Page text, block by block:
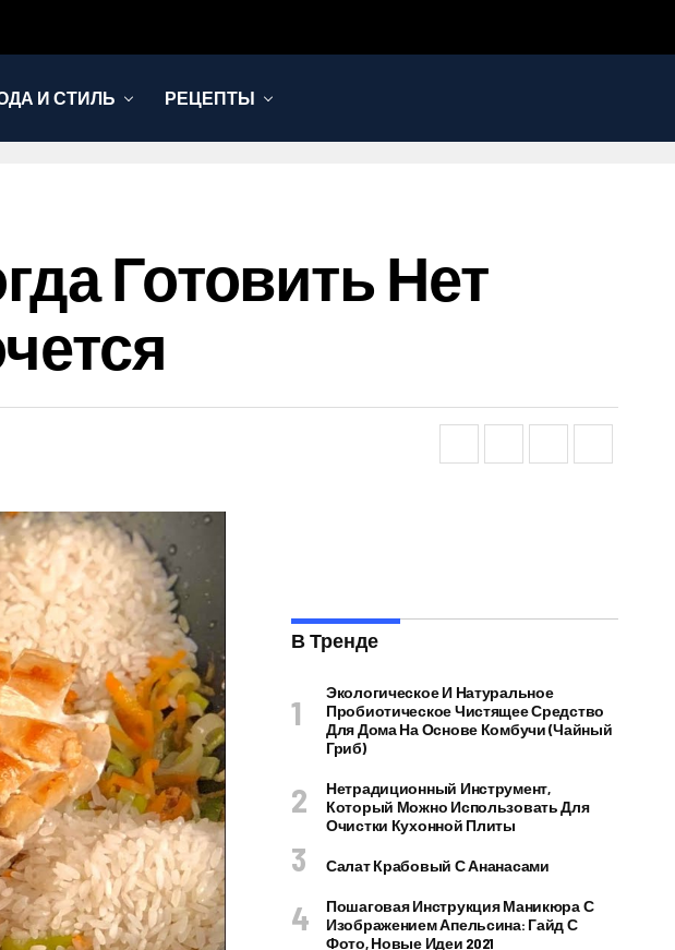
И СТИЛЬ РЕЦЕПТЫ
Готовить Нет
В Тренде
Экологическое И Натуральное
Пробиотическое Чистящее Средство
Для Дома На Основе Комбучи (чайный
Гриб)
Нетрадиционный Инструмент,
Который Можно Использовать Для
Очистки Кухонной Плиты
Салат Крабовый С Ананасами
Пошаговая Инструкция Маникюра С
Изображением Апельсина: Гайд С
Фото, Новые Идеи 2021